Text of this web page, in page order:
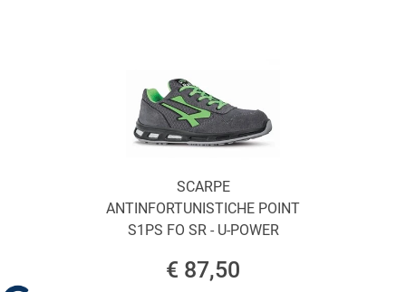
SCARPE
ANTINFORTUNISTICHE POINT
S1PS FO SR - U-POWER
€ 87,50